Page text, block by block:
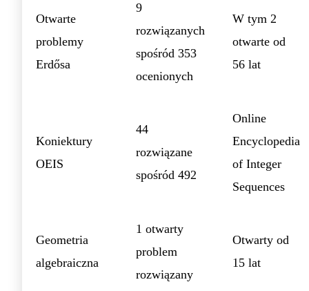
Otwarte
problemy
Erdősa
9
rozwiązanych
spośród 353
ocenionych
W tym 2
otwarte od
56 lat
Koniektury
OEIS
44
rozwiązane
spośród 492
Online
Encyclopedia
of Integer
Sequences
Geometria
algebraiczna
1 otwarty
problem
rozwiązany
Otwarty od
15 lat